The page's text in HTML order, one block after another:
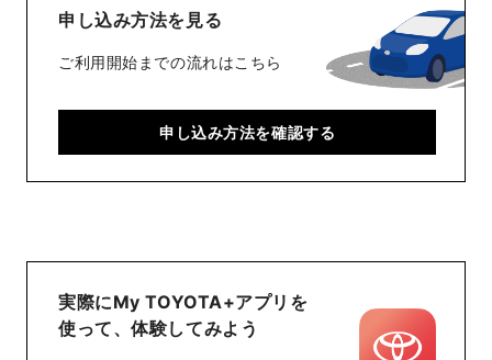
申し込み方法を見る
ご利用開始までの流れはこちら
申し込み方法を確認する
実際にMy TOYOTA+アプリを
使って、体験してみよう